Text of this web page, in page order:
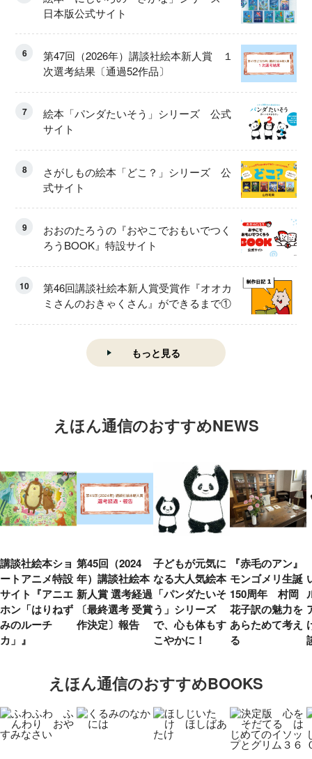
日本版公式サイト
6
第47回（2026年）講談社絵本新人賞 １
次選考結果〔通過52作品〕
7
絵本「パンダたいそう」シリーズ 公式
サイト
8
さがしもの絵本「どこ？」シリーズ 公
式サイト
9
おおのたろうの『おやこでおもいでつく
ろうBOOK』特設サイト
10
第46回講談社絵本新人賞受賞作『オオカ
ミさんのおきゃくさん』ができるまで①
もっと見る
えほん通信のおすすめNEWS
講談社絵本ショ
ートアニメ特設
サイト『アニエ
ホン「はりねず
みのルーチ
カ」』
第45回（2024
年）講談社絵本
新人賞 選考経過
〔最終選考 受賞
作決定〕報告
子どもが元気に
なる大人気絵本
「パンダたいそ
う」シリーズ
で、心も体もす
こやかに！
『赤毛のアン』
モンゴメリ生誕
150周年 村岡
花子訳の魅力を
あらためて考え
る
えほん通信のおすすめBOOKS